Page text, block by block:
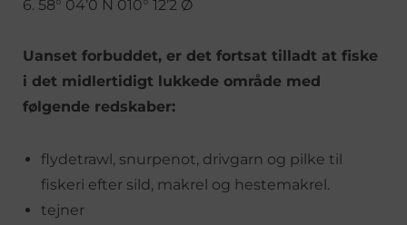
6. 58° 04’0 N 010° 12’2 Ø
Uanset forbuddet, er det fortsat tilladt at fiske
i det midlertidigt lukkede område med
følgende redskaber:
flydetrawl, snurpenot, drivgarn og pilke til
fiskeri efter sild, makrel og hestemakrel.
tejner